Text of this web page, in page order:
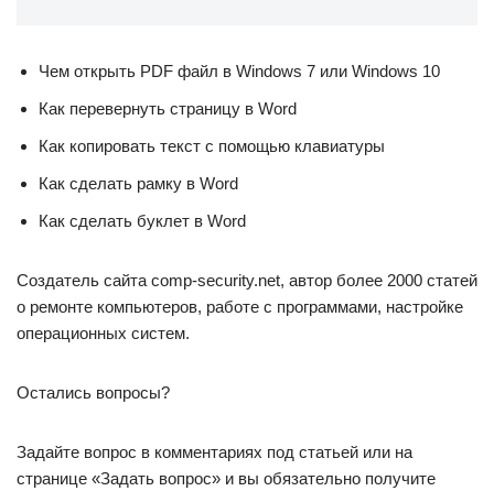
Чем открыть PDF файл в Windows 7 или Windows 10
Как перевернуть страницу в Word
Как копировать текст с помощью клавиатуры
Как сделать рамку в Word
Как сделать буклет в Word
Создатель сайта comp-security.net, автор более 2000 статей
о ремонте компьютеров, работе с программами, настройке
операционных систем.
Остались вопросы?
Задайте вопрос в комментариях под статьей или на
странице «Задать вопрос» и вы обязательно получите